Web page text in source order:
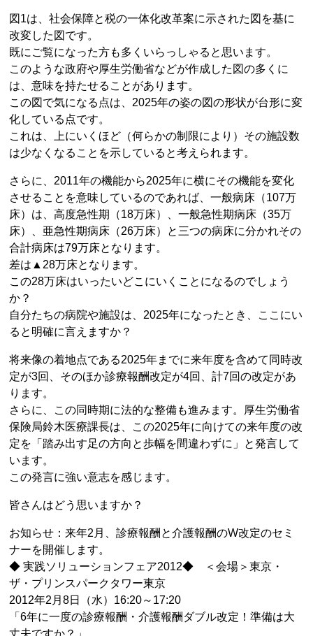
図1は、社会保障と税の一体化改革案に示された図を基に
改変した図です。
既にご覧になった方も多くいらっしゃると思います。
このような政府や厚生労働省などが作成した図の多くに
は、意味を持たせることがあります。
この図で気になる点は、2025年の姿の図の形状が台形に変
化している点です。
これは、上にいくほど（何らかの制限により）その施設数
は少なくなることを示していると考えられます。
さらに、2011年の機能から2025年に横にその機能を変化
させることを意味しているのであれば、一般病床（107万
床）は、高度急性期（18万床）、一般急性期病床（35万
床）、亜急性期病床（26万床）と三つの病床に分かれその
合計病床は79万床となります。
差は▲28万床となります。
この28万床はいったいどこにいくことになるのでしょう
か？
自分たちの病院や施設は、2025年になったとき、ここにい
ると明確に言えますか？
将来像の着地点である2025年までに来年度を含めて同時改
定が3回、そのほか診療報酬改定が4回、計7回の改定があ
ります。
さらに、この同時期に法的な整備も進みます。厚生労働省
保険局鈴木医療課長は、この2025年に向けての来年度の改
定を「踏み出す足の方向と歩幅を間違わずに」と発言して
います。
この発言に強い意志を感じます。
皆さんはどう思いますか？
お知らせ：来年2月、診療報酬と介護報酬のW改定のセミ
ナーを開催します。
◆ 実践ソリューションフェア2012◆ ＜会場＞東京・
ザ・プリンスパークタワー東京
2012年2月8日（水）16:20～17:20
「6年に一度の診療報酬・介護報酬ダブル改定！準備は大
丈夫ですか？」